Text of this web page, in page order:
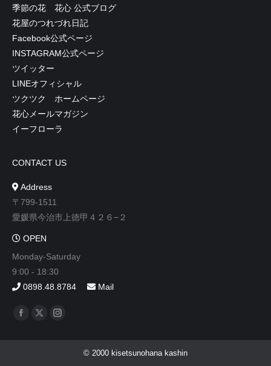
季節の花 花心 公式ブログ
花屋のつれづれ日記
Facebook公式ページ
INSTAGRAM公式ページ
ツイッター
LINEオフィシャル
ツクツク ホームページ
花心メールマガジン
イーフローラ
CONTACT US
Address
〒799-1511
愛媛県今治市上徳甲４２６−２
OPEN
Monday-Saturday
9:00 - 18:30
0898.48.8784
Mail
Find us on:
Facebook
X
Instagram
© 2000 kisetsunohana kashin